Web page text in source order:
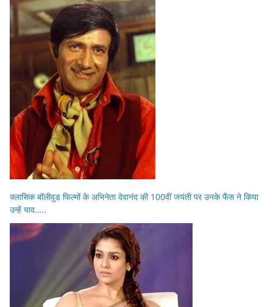
क्लासिक बॉलीवुड फिल्मों के अभिनेता देवानंद की 100वीं जयंती पर उनके फैंस ने किया
उन्हें याद…..